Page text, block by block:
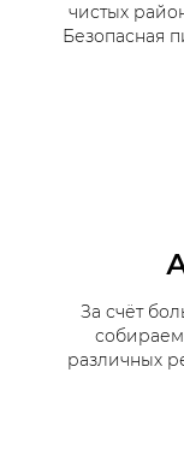
чистых
Безопасная
За счёт
различных